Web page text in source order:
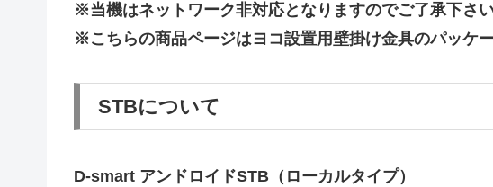
※当機はネットワーク非対応となりますのでご了承下さい
※こちらの商品ページはヨコ設置用壁掛け金具のパッケー
STBについて
D-smart アンドロイドSTB（ローカルタイプ）